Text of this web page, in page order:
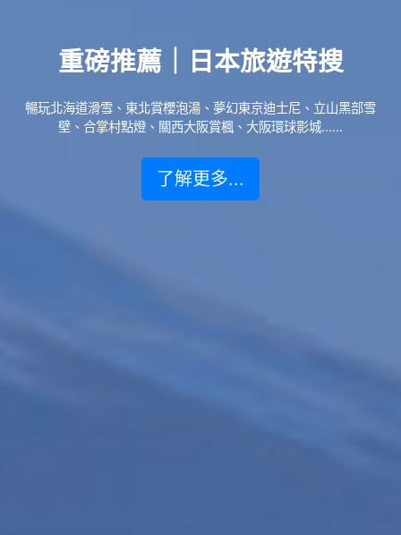
重磅推薦｜日本旅遊特搜
暢玩北海道滑雪、東北賞櫻泡湯、夢幻東京迪士尼、立山黑部雪
壁、合掌村點燈、關西大阪賞楓、大阪環球影城......
了解更多...